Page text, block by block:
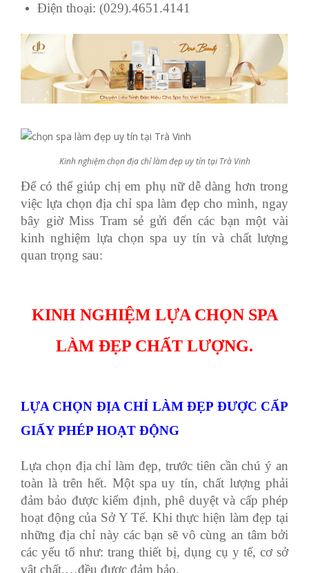
Điện thoại: (029).4651.4141
Kinh nghiệm chọn địa chỉ làm đẹp uy tín tại Trà Vinh
Để có thể giúp chị em phụ nữ dễ dàng hơn trong
việc lựa chọn địa chỉ spa làm đẹp cho mình, ngay
bây giờ Miss Tram sẻ gửi đến các bạn một vài
kinh nghiệm lựa chọn spa uy tín và chất lượng
quan trọng sau:
KINH NGHIỆM LỰA CHỌN SPA
LÀM ĐẸP CHẤT LƯỢNG.
LỰA CHỌN ĐỊA CHỈ LÀM ĐẸP ĐƯỢC CẤP
GIẤY PHÉP HOẠT ĐỘNG
Lựa chọn địa chỉ làm đẹp, trước tiên cần chú ý an
toàn là trên hết. Một spa uy tín, chất lượng phải
đảm bảo được kiểm định, phê duyệt và cấp phép
hoạt động của Sở Y Tế. Khi thực hiện làm đẹp tại
những địa chỉ này các bạn sẽ vô cùng an tâm bởi
các yếu tố như: trang thiết bị, dụng cụ y tế, cơ sở
vật chất,…đều được đảm bảo.